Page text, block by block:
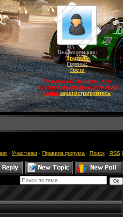
Вы вошли как:
Зритель
Группа:
Гости
Уважаемый Зритель, для
использования всех функций
сайтазарегистрируйтесь
· Участники · Правила форума · Поиск · RSS ]